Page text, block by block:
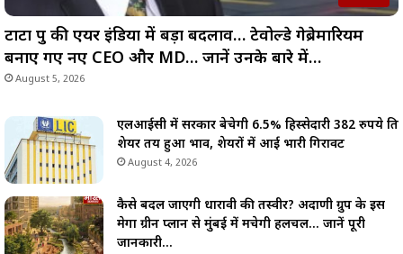
टाटा ग्रुप की एयर इंडिया में बड़ा बदलाव… टेवोल्डे गेब्रेमारियम
बनाए गए नए CEO और MD… जानें उनके बारे में…
August 5, 2026
एलआईसी में सरकार बेचेगी 6.5% हिस्सेदारी 382 रुपये प्रति
शेयर तय हुआ भाव, शेयरों में आई भारी गिरावट
August 4, 2026
कैसे बदल जाएगी धारावी की तस्वीर? अदाणी ग्रुप के इस
मेगा ग्रीन प्लान से मुंबई में मचेगी हलचल… जानें पूरी
जानकारी…